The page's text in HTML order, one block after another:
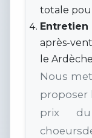
totale
Entretien
après-
le
Nous
proposer
prix